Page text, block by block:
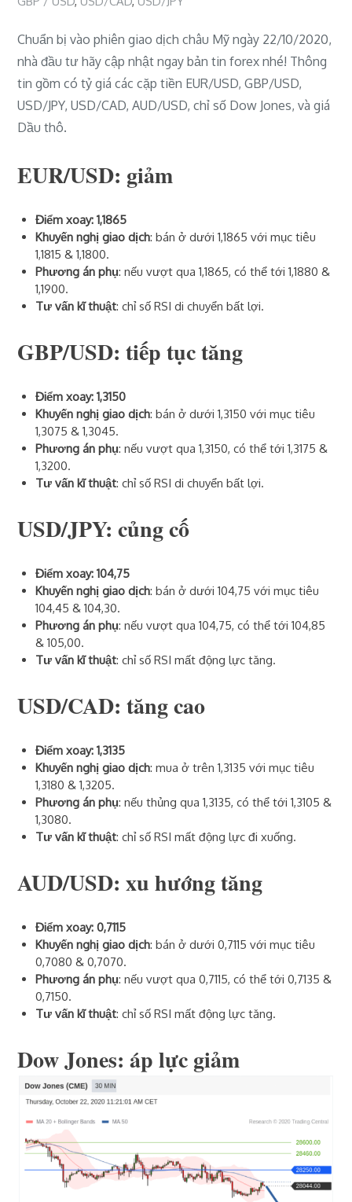
Chuẩn bị vào phiên giao dịch châu Mỹ ngày 22/10/2020,
nhà đầu tư hãy cập nhật ngay bản tin forex nhé! Thông
tin gồm có tỷ giá các cặp tiền EUR/USD, GBP/USD,
USD/JPY, USD/CAD, AUD/USD, chỉ số Dow Jones, và giá
Dầu thô.
EUR/USD: giảm
Điểm xoay: 1,1865
Khuyến nghị giao dịch: bán ở dưới 1,1865 với mục tiêu
1,1815 & 1,1800.
Phương án phụ: nếu vượt qua 1,1865, có thể tới 1,1880 &
1,1900.
Tư vấn kĩ thuật: chỉ số RSI di chuyển bất lợi.
GBP/USD: tiếp tục tăng
Điểm xoay: 1,3150
Khuyến nghị giao dịch: bán ở dưới 1,3150 với mục tiêu
1,3075 & 1,3045.
Phương án phụ: nếu vượt qua 1,3150, có thể tới 1,3175 &
1,3200.
Tư vấn kĩ thuật: chỉ số RSI di chuyển bất lợi.
USD/JPY: củng cố
Điểm xoay: 104,75
Khuyến nghị giao dịch: bán ở dưới 104,75 với mục tiêu
104,45 & 104,30.
Phương án phụ: nếu vượt qua 104,75, có thể tới 104,85
& 105,00.
Tư vấn kĩ thuật: chỉ số RSI mất động lực tăng.
USD/CAD: tăng cao
Điểm xoay: 1,3135
Khuyến nghị giao dịch: mua ở trên 1,3135 với mục tiêu
1,3180 & 1,3205.
Phương án phụ: nếu thủng qua 1,3135, có thể tới 1,3105 &
1,3080.
Tư vấn kĩ thuật: chỉ số RSI mất động lực đi xuống.
AUD/USD: xu hướng tăng
Điểm xoay: 0,7115
Khuyến nghị giao dịch: bán ở dưới 0,7115 với mục tiêu
0,7080 & 0,7070.
Phương án phụ: nếu vượt qua 0,7115, có thể tới 0,7135 &
0,7150.
Tư vấn kĩ thuật: chỉ số RSI mất động lực tăng.
Dow Jones: áp lực giảm